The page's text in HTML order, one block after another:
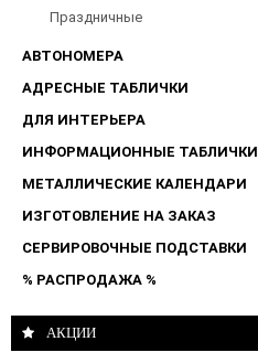
Праздничные
АВТОНОМЕРА
АДРЕСНЫЕ ТАБЛИЧКИ
ДЛЯ ИНТЕРЬЕРА
ИНФОРМАЦИОННЫЕ ТАБЛИЧКИ
МЕТАЛЛИЧЕСКИЕ КАЛЕНДАРИ
ИЗГОТОВЛЕНИЕ НА ЗАКАЗ
СЕРВИРОВОЧНЫЕ ПОДСТАВКИ
% РАСПРОДАЖА %
АКЦИИ